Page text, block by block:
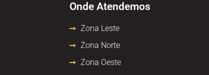
Onde Atendemos
Zona Leste
Zona Norte
Zona Oeste